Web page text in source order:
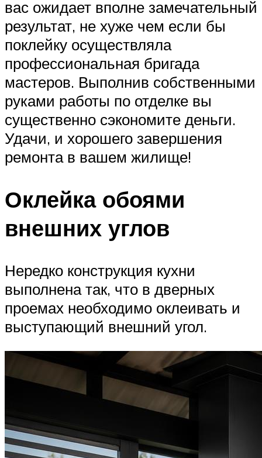
вас ожидает вполне замечательный
результат, не хуже чем если бы
поклейку осуществляла
профессиональная бригада
мастеров. Выполнив собственными
руками работы по отделке вы
существенно сэкономите деньги.
Удачи, и хорошего завершения
ремонта в вашем жилище!
Оклейка обоями
внешних углов
Нередко конструкция кухни
выполнена так, что в дверных
проемах необходимо оклеивать и
выступающий внешний угол.